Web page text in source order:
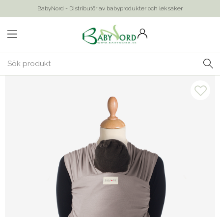
BabyNord - Distributör av babyprodukter och leksaker